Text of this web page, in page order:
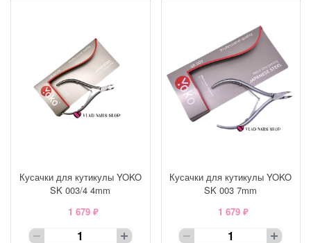
Кусачки для кутикулы YOKO
SK 003/4 4mm
1 679 ₽
Кусачки для кутикулы YOKO
SK 003 7mm
1 679 ₽